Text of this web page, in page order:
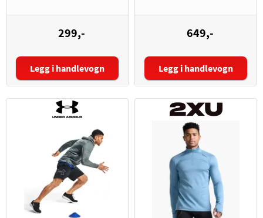
299,-
Størrelse:
Legg i handlevogn
649,-
Størrelse:
Legg i handlevogn